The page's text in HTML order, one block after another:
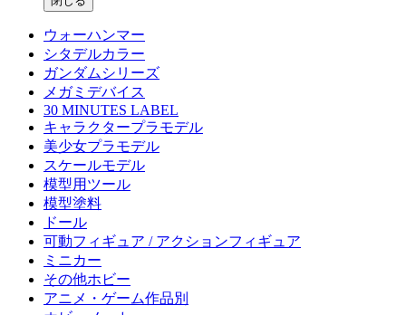
ウォーハンマー
シタデルカラー
ガンダムシリーズ
メガミデバイス
30 MINUTES LABEL
キャラクタープラモデル
美少女プラモデル
スケールモデル
模型用ツール
模型塗料
ドール
可動フィギュア / アクションフィギュア
ミニカー
その他ホビー
アニメ・ゲーム作品別